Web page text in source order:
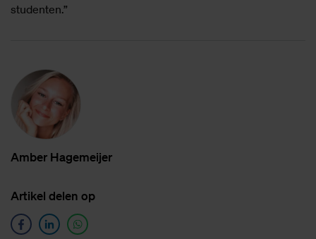
studenten.”
Am­ber Ha­ge­meij­er
Ar­ti­kel de­len op